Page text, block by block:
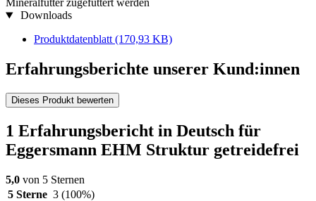
Mineralfutter zugefüttert werden
Downloads
Produktdatenblatt (170,93 KB)
Erfahrungsberichte unserer Kund:innen
Dieses Produkt bewerten
1 Erfahrungsbericht in Deutsch für
Eggersmann EHM Struktur getreidefrei
5,0 von 5 Sternen
5 Sterne 3 (100%)